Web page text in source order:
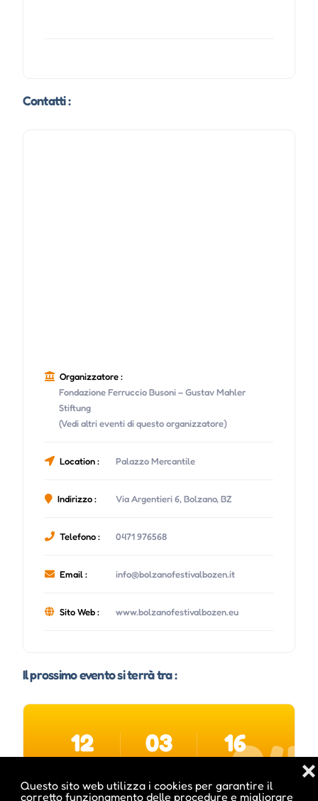
Questo sito web utilizza i cookies per garantire il
corretto funzionamento delle procedure e migliorare
❌
Contatti :
Organizzatore :
Fondazione Ferruccio Busoni – Gustav Mahler
Stiftung
(Vedi altri eventi di questo organizzatore)
Location : Palazzo Mercantile
Indirizzo : Via Argentieri 6, Bolzano, BZ
Telefono : 0471 976568
Email : info@bolzanofestivalbozen.it
Sito Web : www.bolzanofestivalbozen.eu
Il prossimo evento si terrà tra :
12 03 16
03